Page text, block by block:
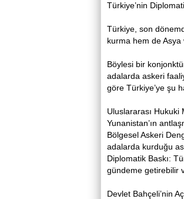
Türkiye’nin
Türkiye, son
kurma hem de Asya
Böylesi bir
adalarda askeri
göre Türkiye’ye şu
Uluslararası Hukuki
Yunanistan’ın
Bölgesel Askeri
adalarda kurduğu
Diplomatik Baskı:
gündeme getirebilir
Devlet Bahçeli’nin